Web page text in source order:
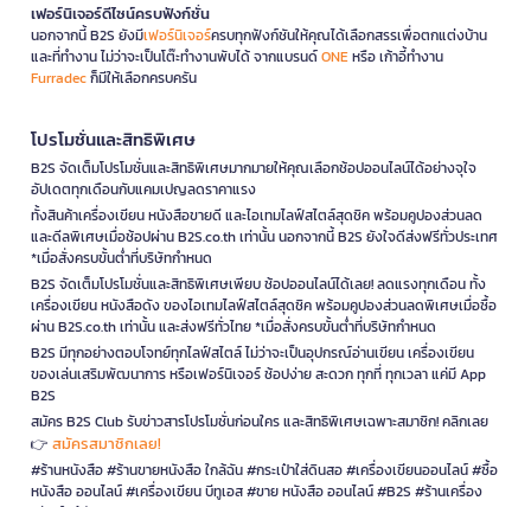
เฟอร์นิเจอร์ดีไซน์ครบฟังก์ชั่น
นอกจากนี้ B2S ยังมีเฟอร์นิเจอร์ครบทุกฟังก์ชันให้คุณได้เลือกสรรเพื่อตกแต่งบ้าน
และที่ทำงาน ไม่ว่าจะเป็นโต๊ะทำงานพับได้ จากแบรนด์ONEหรือ เก้าอี้ทำงาน
Furradecก็มีให้เลือกครบครัน
โปรโมชั่นและสิทธิพิเศษ
B2S จัดเต็มโปรโมชั่นและสิทธิพิเศษมากมายให้คุณเลือกช้อปออนไลน์ได้อย่างจุใจ
อัปเดตทุกเดือนกับแคมเปญลดราคาแรง
ทั้งสินค้าเครื่องเขียน หนังสือขายดี และไอเทมไลฟ์สไตล์สุดชิค พร้อมคูปองส่วนลด
และดีลพิเศษเมื่อช้อปผ่าน B2S.co.th เท่านั้น นอกจากนี้ B2S ยังใจดีส่งฟรีทั่วประเทศ
*เมื่อสั่งครบขั้นต่ำที่บริษัทกำหนด
B2S จัดเต็มโปรโมชั่นและสิทธิพิเศษเพียบ ช้อปออนไลน์ได้เลย! ลดแรงทุกเดือน ทั้ง
เครื่องเขียน หนังสือดัง ของไอเทมไลฟ์สไตล์สุดชิค พร้อมคูปองส่วนลดพิเศษเมื่อซื้อ
ผ่าน B2S.co.th เท่านั้น และส่งฟรีทั่วไทย *เมื่อสั่งครบขั้นต่ำที่บริษัทกำหนด
B2S มีทุกอย่างตอบโจทย์ทุกไลฟ์สไตล์ ไม่ว่าจะเป็นอุปกรณ์อ่านเขียน เครื่องเขียน
ของเล่นเสริมพัฒนาการ หรือเฟอร์นิเจอร์ ช้อปง่าย สะดวก ทุกที่ ทุกเวลา แค่มี App
B2S
สมัคร B2S Club รับข่าวสารโปรโมชั่นก่อนใคร และสิทธิพิเศษเฉพาะสมาชิก! คลิกเลย
👉 สมัครสมาชิกเลย!
#ร้านหนังสือ #ร้านขายหนังสือ ใกล้ฉัน #กระเป๋าใส่ดินสอ #เครื่องเขียนออนไลน์ #ซื้อ
หนังสือ ออนไลน์ #เครื่องเขียน บีทูเอส #ขาย หนังสือ ออนไลน์ #B2S #ร้านเครื่อง